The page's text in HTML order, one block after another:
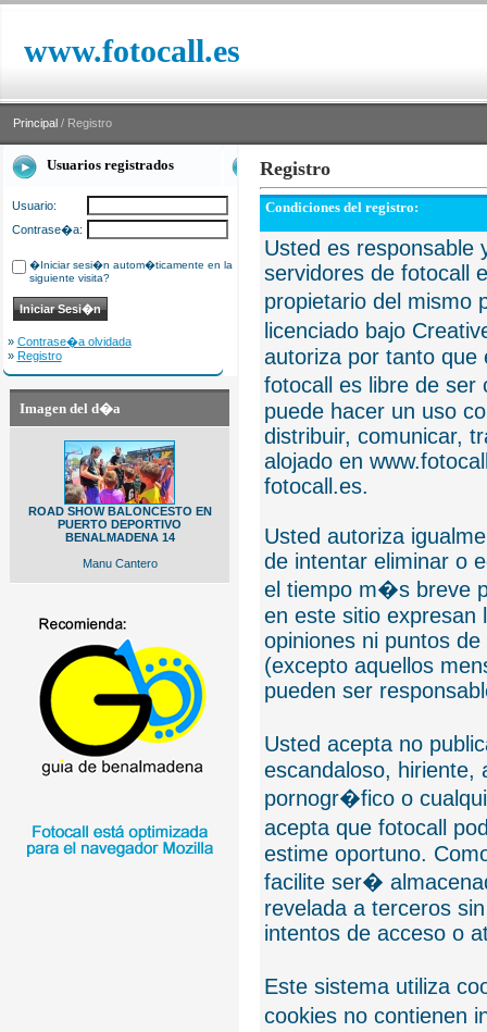
www.fotocall.es
Principal / Registro
Usuarios registrados
Usuario:
Contrase�a:
�Iniciar sesi�n autom�ticamente en la
siguiente visita?
» Contrase�a olvidada
» Registro
Imagen del d�a
ROAD SHOW BALONCESTO EN
PUERTO DEPORTIVO
BENALMADENA 14
Manu Cantero
Registro
Condiciones del registro:
Usted es responsable
servidores de fotocall
propietario del mismo
licenciado bajo
autoriza por tanto que
fotocall es libre de
puede hacer un uso
distribuir, comunicar,
alojado en
fotocall.es.
Usted autoriza
de intentar eliminar o
el tiempo m�s breve
en este sitio expresan
opiniones ni puntos
(excepto aquellos
pueden ser
Usted acepta no
escandaloso, hiriente,
pornogr�fico o
acepta que fotocall
estime oportuno.
facilite ser�
revelada a terceros
intentos de acceso o
Este sistema utiliza
cookies no contienen